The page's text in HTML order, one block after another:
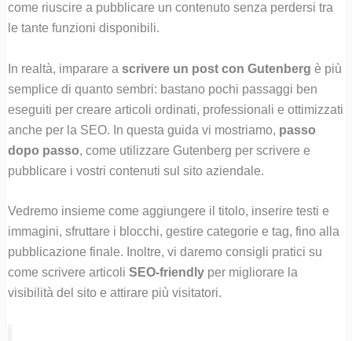
come riuscire a pubblicare un contenuto senza perdersi tra
le tante funzioni disponibili.
In realtà, imparare a scrivere un post con Gutenberg è più
semplice di quanto sembri: bastano pochi passaggi ben
eseguiti per creare articoli ordinati, professionali e ottimizzati
anche per la SEO. In questa guida vi mostriamo, passo
dopo passo, come utilizzare Gutenberg per scrivere e
pubblicare i vostri contenuti sul sito aziendale.
Vedremo insieme come aggiungere il titolo, inserire testi e
immagini, sfruttare i blocchi, gestire categorie e tag, fino alla
pubblicazione finale. Inoltre, vi daremo consigli pratici su
come scrivere articoli SEO-friendlyper migliorare la
visibilità del sito e attirare più visitatori.